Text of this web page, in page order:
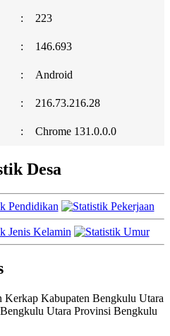
: 223
: 146.693
: Android
: 216.73.216.28
: Chrome 131.0.0.0
Desa
Kerkap Kabupaten Bengkulu Utara
Utara Provinsi Bengkulu